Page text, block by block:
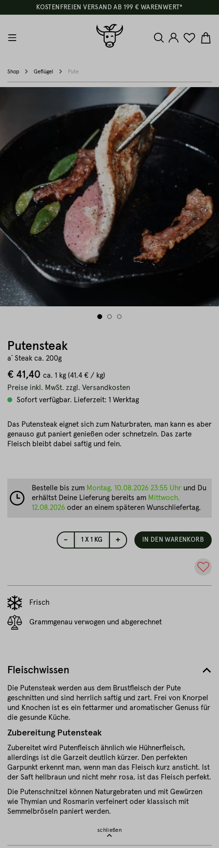
KOSTENFREIEN VERSAND AB 199 € WARENWERT*
Shop Geflügel Pute
Putensteak
a´ Steak ca. 200g
€ 41,40 ca. 1 kg (41.4 € / kg)
Preise inkl. MwSt. zzgl. Versandkosten
Sofort verfügbar. Lieferzeit: 1 Werktag
Das Putensteak eignet sich zum Naturbraten, man kann es aber
genauso gut paniert genießen oder schnetzeln. Das zarte
Fleisch bleibt dabei saftig und fein.
- 1 X 1 KG + IN DEN WARENKORB
Frisch
Grammgenau verwogen und abgerechnet
Bestelle bis zum Montag, 10.08.2026 23:55 Uhr und Du
erhältst Deine Lieferung bereits am Mittwoch,
12.08.2026 oder an einem späteren Wunschliefertag.
Fleischwissen
Die Putensteak werden aus dem Brustfleisch der Pute
geschnitten und sind herrlich saftig und zart. Frei von Knorpel
und Knochen ist es ein fettarmer und aromatischer Genuss für
die gesunde Küche.
Zubereitung Putensteak
Zubereitet wird Putenfleisch ähnlich wie Hühnerfleisch,
allerdings ist die Garzeit deutlich kürzer. Den perfekten
Garpunkt erkennt man, wenn man das Fleisch kurz ansticht. Ist
der Saft hellbraun und nicht mehr rosa, ist das Fleisch perfekt.
Die Putenschnitzel können Naturgebraten und mit Gewürzen
wie Thymian und Rosmarin verfeinert oder klassisch mit
Semmelbröseln paniert werden.
schließen